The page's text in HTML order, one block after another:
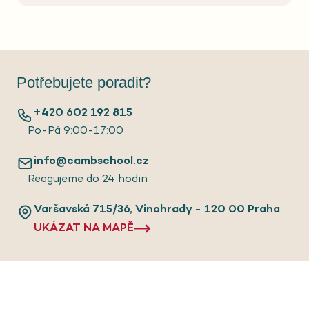
Potřebujete poradit?
+420 602 192 815
Po-Pá 9:00-17:00
info@cambschool.cz
Reagujeme do 24 hodin
Varšavská 715/36, Vinohrady - 120 00 Praha
UKÁZAT NA MAPĚ